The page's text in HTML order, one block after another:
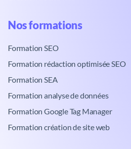
Nos formations​
Formation SEO
Formation rédaction optimisée SEO
Formation SEA
Formation analyse de données
Formation Google Tag Manager
Formation création de site web